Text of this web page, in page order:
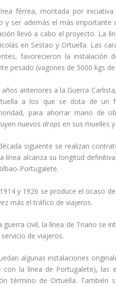
férrea, montada por
y ser además el más
llevó a cabo el proyecto. La
en Sestao y Ortuella. Las
favorecieron la
pesado (vagones de 5000 kgs
años anteriores a la Guerra
a los que se dota de un
para ahorrar mano de
nuevosdrops en sus muelles
siguiente se realizan
lí­nea alcanza su longitud
Portugalete.
y 1926 se produce el ocaso
más el tráfico de viajeros.
guerra civil, la lí­nea de Triano se
de viajeros.
algunas instalaciones
con la lí­nea de Portugalete), las
término de Ortuella. También